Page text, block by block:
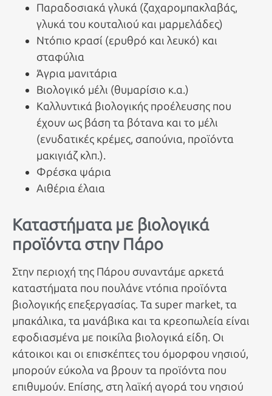
Παραδοσιακά γλυκά (ζαχαρομπακλαβάς,
γλυκά του κουταλιού και μαρμελάδες)
Ντόπιο κρασί (ερυθρό και λευκό) και
σταφύλια
Άγρια μανιτάρια
Βιολογικό μέλι (θυμαρίσιο κ.α.)
Καλλυντικά βιολογικής προέλευσης που
έχουν ως βάση τα βότανα και το μέλι
(ενυδατικές κρέμες, σαπούνια, προϊόντα
μακιγιάζ κλπ.).
Φρέσκα ψάρια
Αιθέρια έλαια
Καταστήματα με βιολογικά
προϊόντα στην Πάρο
Στην περιοχή της Πάρου συναντάμε αρκετά
καταστήματα που πουλάνε ντόπια προϊόντα
βιολογικής επεξεργασίας. Τα super market, τα
μπακάλικα, τα μανάβικα και τα κρεοπωλεία είναι
εφοδιασμένα με ποικίλα βιολογικά είδη. Οι
κάτοικοι και οι επισκέπτες του όμορφου νησιού,
μπορούν εύκολα να βρουν τα προϊόντα που
επιθυμούν. Επίσης, στη λαϊκή αγορά του νησιού